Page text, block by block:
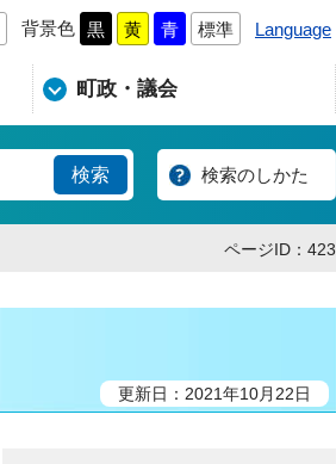
背景色 黒 黄 青 標準 Language
町政・議会
検索のしかた
ページID：423
更新日：2021年10月22日